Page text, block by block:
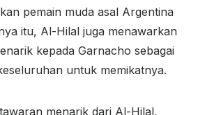
pemain muda asal Argentina
itu, Al-Hilal juga menawarkan
kepada Garnacho sebagai
untuk memikatnya.
menarik dari Al-Hilal,